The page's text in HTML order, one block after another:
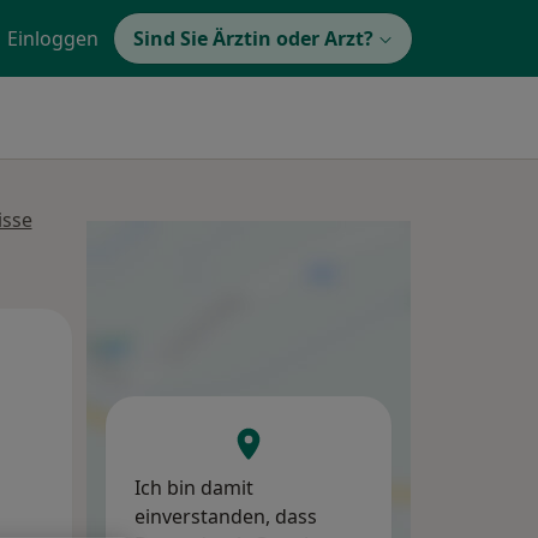
Einloggen Sind Sie Ärztin oder Arzt?
Ich bin damit
einverstanden, dass